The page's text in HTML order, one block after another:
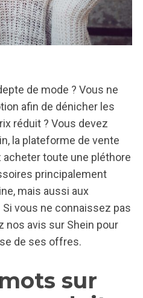
de mode ? Vous ne
afin de dénicher les
réduit ? Vous devez
la plateforme de vente
acheter toute une pléthore
principalement
mais aussi aux
vous ne connaissez pas
nos avis sur Shein pour
de ses offres.
sur